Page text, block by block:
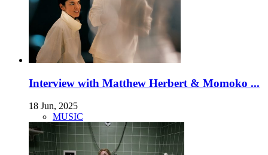
Interview with Matthew Herbert & Momoko ...
18 Jun, 2025
MUSIC